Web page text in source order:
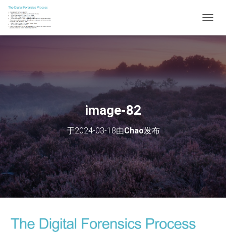
换
image-82
于2024-03-18由Chao发布